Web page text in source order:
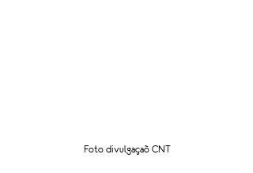
Foto divulgaçaõ CNT